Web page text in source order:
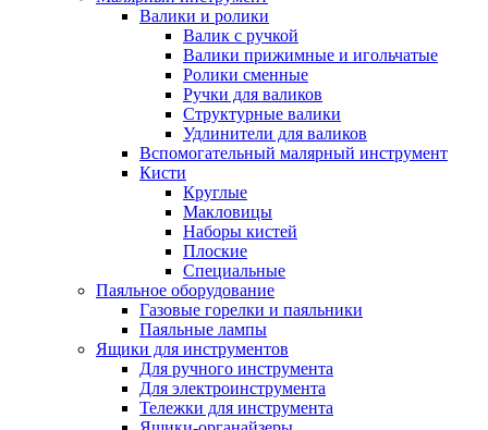
Валики и ролики
Валик с ручкой
Валики прижимные и игольчатые
Ролики сменные
Ручки для валиков
Структурные валики
Удлинители для валиков
Вспомогательный малярный инструмент
Кисти
Круглые
Макловицы
Наборы кистей
Плоские
Специальные
Паяльное оборудование
Газовые горелки и паяльники
Паяльные лампы
Ящики для инструментов
Для ручного инструмента
Для электроинструмента
Тележки для инструмента